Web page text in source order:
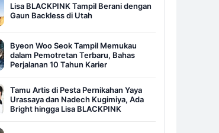
Lisa BLACKPINK Tampil Berani dengan
Gaun Backless di Utah
Byeon Woo Seok Tampil Memukau
dalam Pemotretan Terbaru, Bahas
Perjalanan 10 Tahun Karier
Tamu Artis di Pesta Pernikahan Yaya
Urassaya dan Nadech Kugimiya, Ada
Bright hingga Lisa BLACKPINK